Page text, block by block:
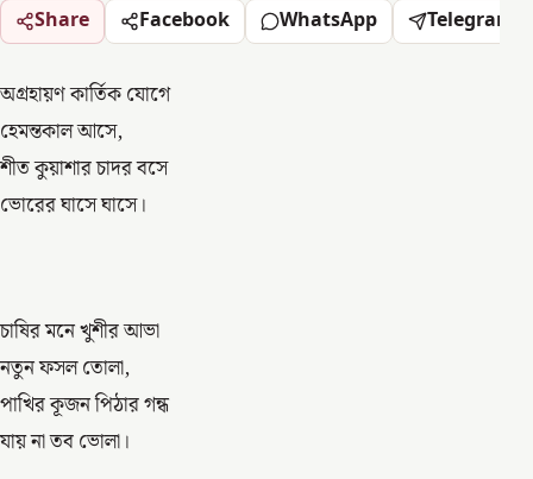
Share Facebook WhatsApp Telegram
অগ্রহায়ণ কার্তিক যোগে
হেমন্তকাল আসে,
শীত কুয়াশার চাদর বসে
ভোরের ঘাসে ঘাসে।
চাষির মনে খুশীর আভা
নতুন ফসল তোলা,
পাখির কূজন পিঠার গন্ধ
যায় না তব ভোলা।